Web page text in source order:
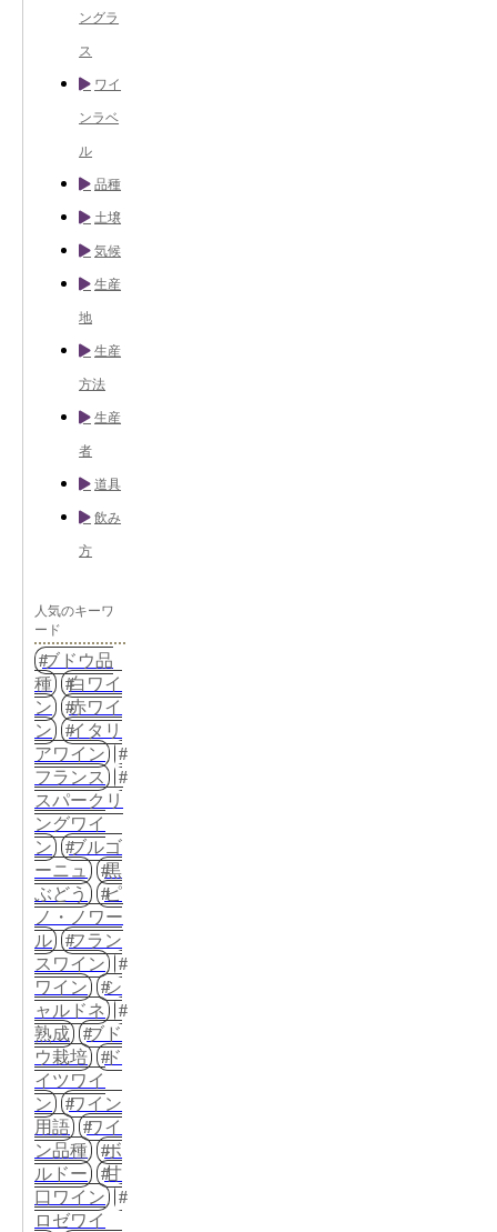
ングラ
ス
ワイ
ンラベ
ル
品種
土壌
気候
生産
地
生産
方法
生産
者
道具
飲み
方
人気のキーワ
ード
ブドウ品
種
白ワイ
ン
赤ワイ
ン
イタリ
アワイン
フランス
スパークリ
ングワイ
ン
ブルゴ
ーニュ
黒
ぶどう
ピ
ノ・ノワー
ル
フラン
スワイン
ワイン
シ
ャルドネ
熟成
ブド
ウ栽培
ド
イツワイ
ン
ワイン
用語
ワイ
ン品種
ボ
ルドー
甘
口ワイン
ロゼワイ